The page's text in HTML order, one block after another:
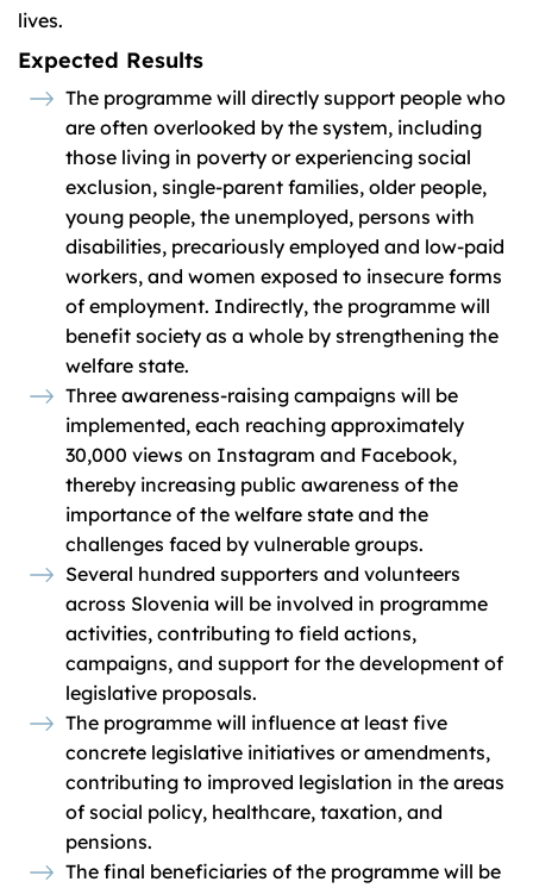
lives.
Expected Results
The programme will directly support people who
are often overlooked by the system, including
those living in poverty or experiencing social
exclusion, single-parent families, older people,
young people, the unemployed, persons with
disabilities, precariously employed and low-paid
workers, and women exposed to insecure forms
of employment. Indirectly, the programme will
benefit society as a whole by strengthening the
welfare state.
Three awareness-raising campaigns will be
implemented, each reaching approximately
30,000 views on Instagram and Facebook,
thereby increasing public awareness of the
importance of the welfare state and the
challenges faced by vulnerable groups.
Several hundred supporters and volunteers
across Slovenia will be involved in programme
activities, contributing to field actions,
campaigns, and support for the development of
legislative proposals.
The programme will influence at least five
concrete legislative initiatives or amendments,
contributing to improved legislation in the areas
of social policy, healthcare, taxation, and
pensions.
The final beneficiaries of the programme will be